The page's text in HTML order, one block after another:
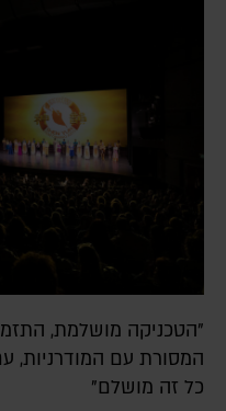
"הטכניקה מושלמת, התזמורת ללא דופי, והשילוב של
המסורת עם המודרניות,
כל זה מושלם"